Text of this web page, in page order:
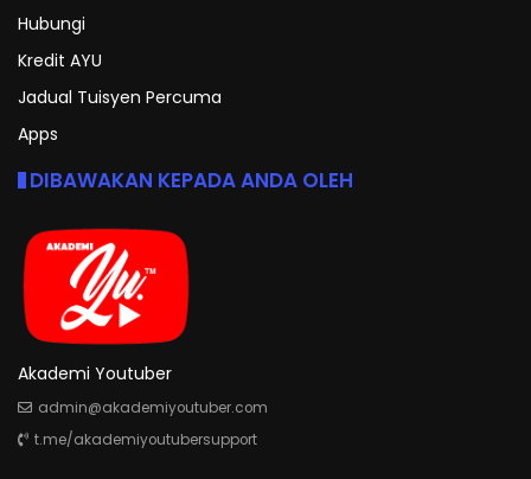
Hubungi
Kredit AYU
Jadual Tuisyen Percuma
Apps
DIBAWAKAN KEPADA ANDA OLEH
Akademi Youtuber
admin@akademiyoutuber.com
t.me/akademiyoutubersupport